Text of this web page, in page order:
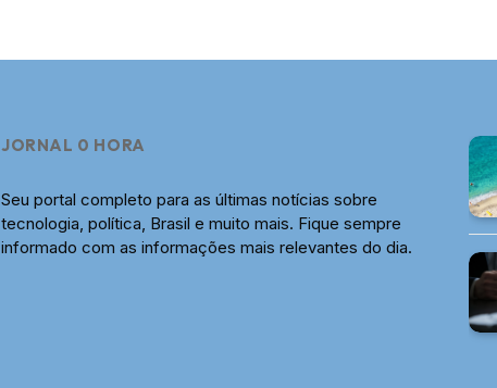
JORNAL 0 HORA
Seu portal completo para as últimas notícias sobre
tecnologia, política, Brasil e muito mais. Fique sempre
informado com as informações mais relevantes do dia.